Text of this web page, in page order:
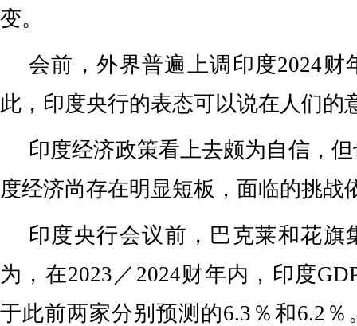
变。
会前，外界普遍上调印度2024财
此，印度央行的表态可以说在人们的
印度经济政策看上去颇为自信，
度经济尚存在明显短板，面临的挑战
印度央行会议前，巴克莱和花旗
为，在2023／2024财年内，印度
于此前两家分别预测的6.3％和6.2